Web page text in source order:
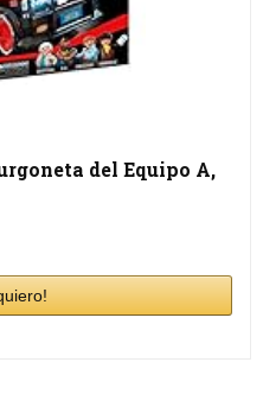
del Equipo A,